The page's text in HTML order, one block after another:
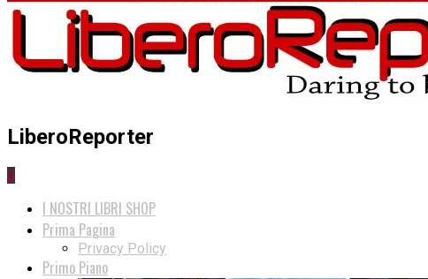
LiberoReporter
0
I NOSTRI LIBRI SHOP
Prima Pagina
Privacy Policy
Primo Piano